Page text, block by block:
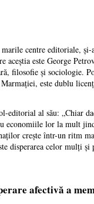
centre editoriale,
este George
filosofie și sociologie.
este dublu
editorial al său: „Chiar
economiile lor la mult
crește într-un ritm
disperarea celor mulți
afectivă a